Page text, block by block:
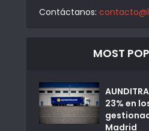
Contáctanos:
MOST
23% en
Madrid